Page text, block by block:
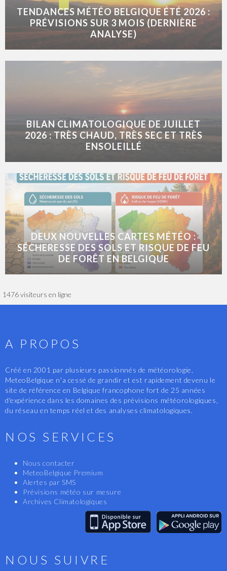
TENDANCES MÉTÉO BELGIQUE ÉTÉ 2026 :
PRÉVISIONS SUR 3 MOIS (DERNIÈRE
ANALYSE)
BILAN CLIMATOLOGIQUE DE JUILLET
2026 : TRÈS CHAUD, TRÈS SEC ET TRÈS
ENSOLEILLÉ
DEUX NOUVELLES CARTES MÉTÉO :
SÉCHERESSE DES SOLS ET RISQUE DE FEU
DE FORÊT EN BELGIQUE
1476 visiteurs en ligne
A PROPOS
Créé en 2001 par plusieurs passionnés de météorologie,
MeteoBelgique n'a cessé de grandir et est rapidement devenu le
site de référence en Belgique francophone fort de 25 années
d'expérience dans les domaines des prévisions météorologiques,
du réseau en temps réel et des analyses climatologiques.
NOS SERVICES
Nous contacter
MeteoBelgique Premium
Alertes par SMS
Prévisions météo sur mesure
Archives Climatologiques
NOUS SUIVRE